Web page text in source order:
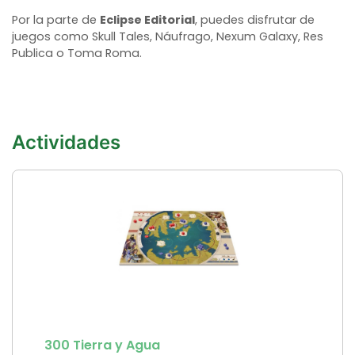
Por la parte de Eclipse Editorial, puedes disfrutar de
juegos como Skull Tales, Náufrago, Nexum Galaxy, Res
Publica o Toma Roma.
Actividades
300 Tierra y Agua